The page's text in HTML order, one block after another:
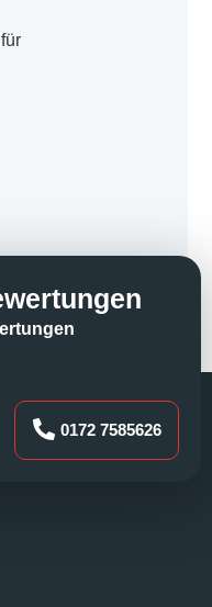
0172 7585626